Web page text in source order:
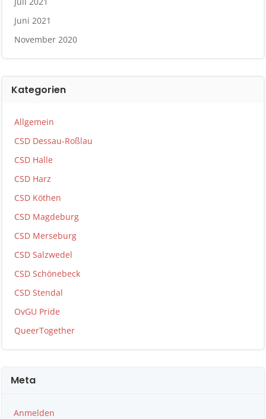
Juni 2021
November 2020
Kategorien
Allgemein
CSD Dessau-Roßlau
CSD Halle
CSD Harz
CSD Köthen
CSD Magdeburg
CSD Merseburg
CSD Salzwedel
CSD Schönebeck
CSD Stendal
OvGU Pride
QueerTogether
Meta
Anmelden